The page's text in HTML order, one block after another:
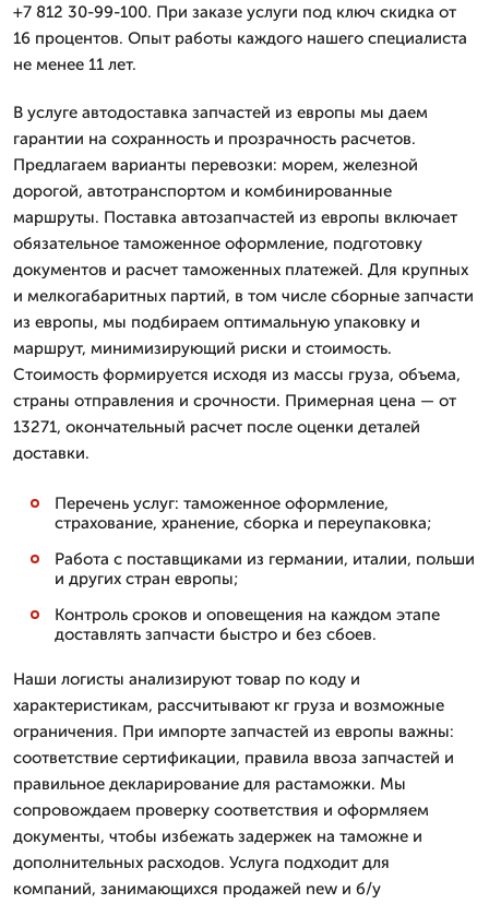
+7 812 30-99-100. При заказе услуги под ключ скидка от
16 процентов. Опыт работы каждого нашего специалиста
не менее 11 лет.
В услуге автодоставка запчастей из европы мы даем
гарантии на сохранность и прозрачность расчетов.
Предлагаем варианты перевозки: морем, железной
дорогой, автотранспортом и комбинированные
маршруты. Поставка автозапчастей из европы включает
обязательное таможенное оформление, подготовку
документов и расчет таможенных платежей. Для крупных
и мелкогабаритных партий, в том числе сборные запчасти
из европы, мы подбираем оптимальную упаковку и
маршрут, минимизирующий риски и стоимость.
Стоимость формируется исходя из массы груза, объема,
страны отправления и срочности. Примерная цена — от
13271, окончательный расчет после оценки деталей
доставки.
Перечень услуг: таможенное оформление,
страхование, хранение, сборка и переупаковка;
Работа с поставщиками из германии, италии, польши
и других стран европы;
Контроль сроков и оповещения на каждом этапе
доставлять запчасти быстро и без сбоев.
Наши логисты анализируют товар по коду и
характеристикам, рассчитывают кг груза и возможные
ограничения. При импорте запчастей из европы важны:
соответствие сертификации, правила ввоза запчастей и
правильное декларирование для растаможки. Мы
сопровождаем проверку соответствия и оформляем
документы, чтобы избежать задержек на таможне и
дополнительных расходов. Услуга подходит для
компаний, занимающихся продажей new и б/у